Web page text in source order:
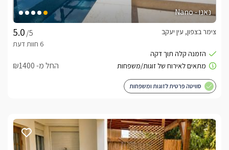
נאנו - Nano
/5
צימר בצפון, עין יעקב
החל מ- ₪1400
סוויטה פרטית לזוגות ומשפחות